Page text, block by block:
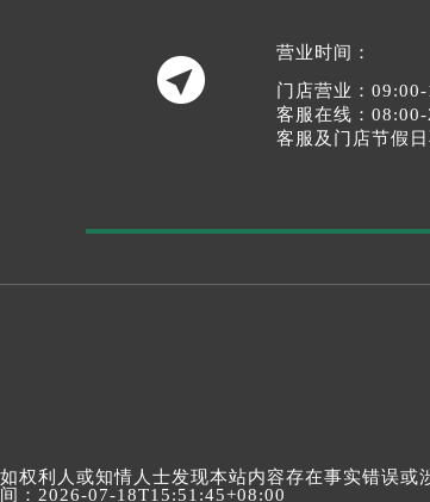

营业时间：
门店营业：
客服在线：08:00-
客服及门店节假
如权利人或知情人士发现本站内容存在事实错误
间：2026-07-18T15:51:45+08:00